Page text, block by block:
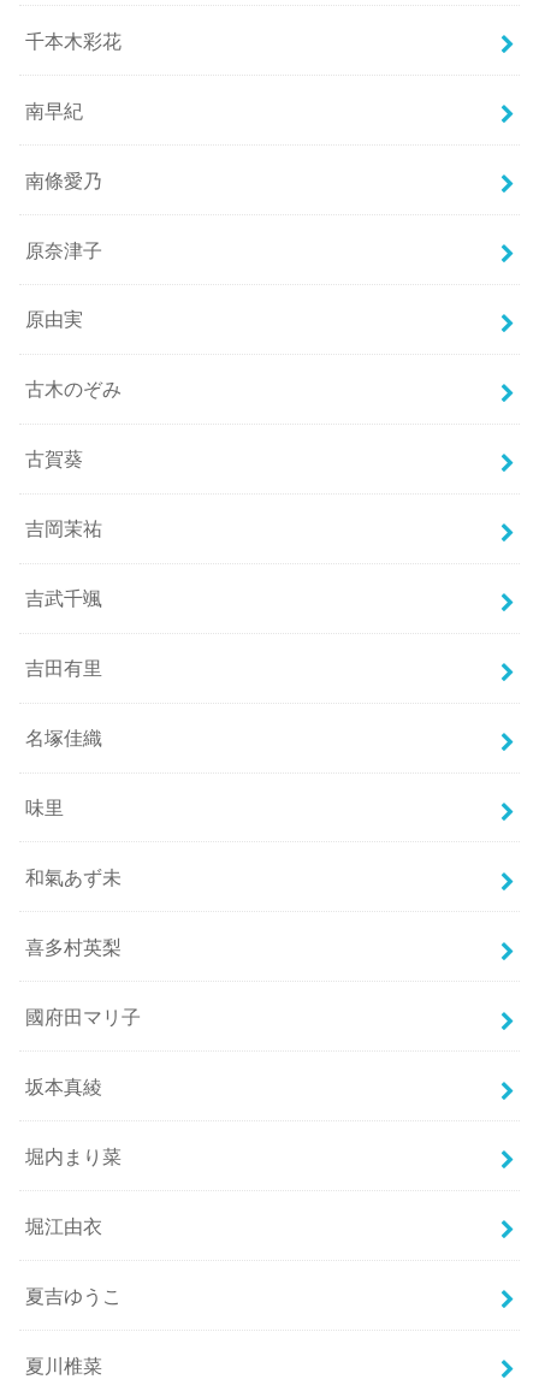
千本木彩花
南早紀
南條愛乃
原奈津子
原由実
古木のぞみ
古賀葵
吉岡茉祐
吉武千颯
吉田有里
名塚佳織
味里
和氣あず未
喜多村英梨
國府田マリ子
坂本真綾
堀内まり菜
堀江由衣
夏吉ゆうこ
夏川椎菜